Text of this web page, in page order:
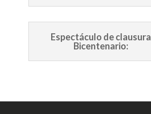
Espectáculo de clausura
Bicentenario: